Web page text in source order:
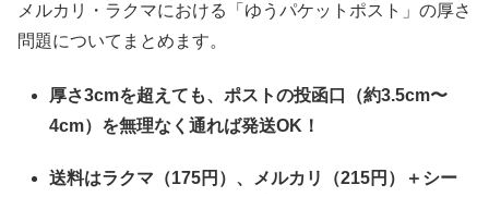
メルカリ・ラクマにおける「ゆうパケットポスト」の厚さ
問題についてまとめます。
厚さ3cmを超えても、ポストの投函口（約3.5cm〜
4cm）を無理なく通れば発送OK！
送料はラクマ（175円）、メルカリ（215円）＋シー